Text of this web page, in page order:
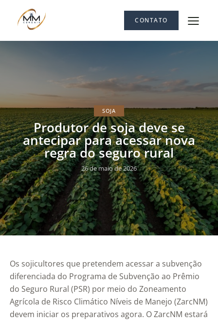
CONTATO
SOJA
Produtor de soja deve se
antecipar para acessar nova
regra do seguro rural
26 de maio de 2026
Os sojicultores que pretendem acessar a subvenção
diferenciada do Programa de Subvenção ao Prêmio
do Seguro Rural (PSR) por meio do Zoneamento
Agrícola de Risco Climático Níveis de Manejo (ZarcNM)
devem iniciar os preparativos agora. O ZarcNM estará